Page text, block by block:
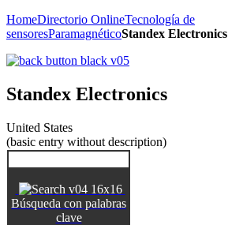
HomeDirectorio OnlineTecnología de
sensoresParamagnéticoStandex Electronics
Standex Electronics
United States
(basic entry without description)
Búsqueda con palabras
clave